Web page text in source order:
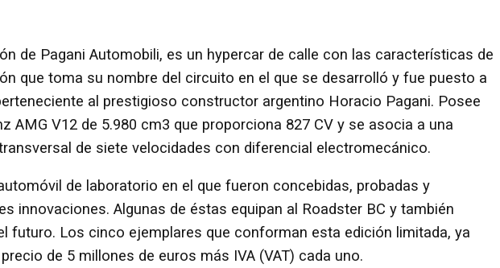
de Pagani Automobili, es un hypercar de calle con las características de
que toma su nombre del circuito en el que se desarrolló y fue puesto a
al prestigioso constructor argentino Horacio Pagani. Posee
AMG V12 de 5.980 cm3 que proporciona 827 CV y se asocia a una
de siete velocidades con diferencial electromecánico.
de laboratorio en el que fueron concebidas, probadas y
innovaciones. Algunas de éstas equipan al Roadster BC y también
futuro. Los cinco ejemplares que conforman esta edición limitada, ya
de 5 millones de euros más IVA (VAT) cada uno.